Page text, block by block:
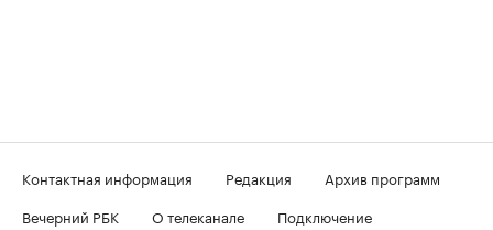
Контактная информация Редакция
Архив программ
Вечерний РБК
О телеканале
Подключение